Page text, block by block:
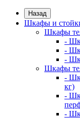
Назад
Шкафы и
Шкафы
-
-
-
Шкафы
-
кг)
-
-